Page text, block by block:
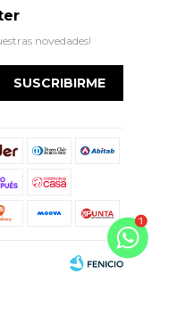
novedades!
SUSCRIBIRME